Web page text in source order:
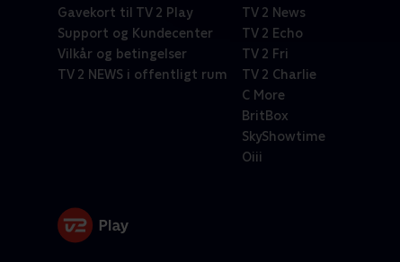
Gavekort til TV 2 Play
Support og Kundecenter
Vilkår og betingelser
TV 2 NEWS i offentligt rum
TV 2 News
TV 2 Echo
TV 2 Fri
TV 2 Charlie
C More
BritBox
SkyShowtime
Oiii